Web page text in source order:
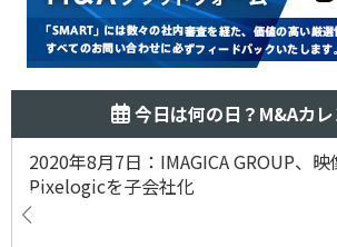
今日は何の日？M&Aカ
2020年8月7日：IMAGICA GROUP、
Pixelogicを子会社化